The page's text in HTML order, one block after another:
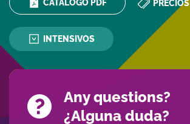
CATÁLOGO PDF PRECIOS
INTENSIVOS
Any questions?
¿Alguna duda?